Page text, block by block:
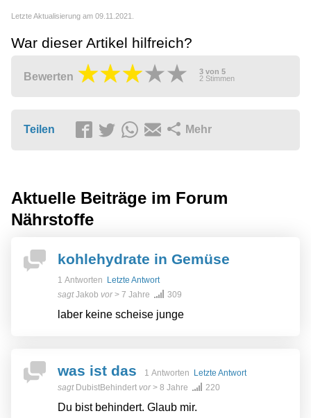
Letzte Aktualisierung am 09.11.2021.
War dieser Artikel hilfreich?
Bewerten 3 von 5
2 Stimmen
Teilen Mehr
Aktuelle Beiträge im Forum
Nährstoffe
kohlehydrate in Gemüse
1 Antworten Letzte Antwort
sagtJakob vor> 7 Jahre 309
laber keine scheise junge
was ist das 1 Antworten Letzte Antwort
sagt DubistBehindert vor> 8 Jahre 220
Du bist behindert. Glaub mir.